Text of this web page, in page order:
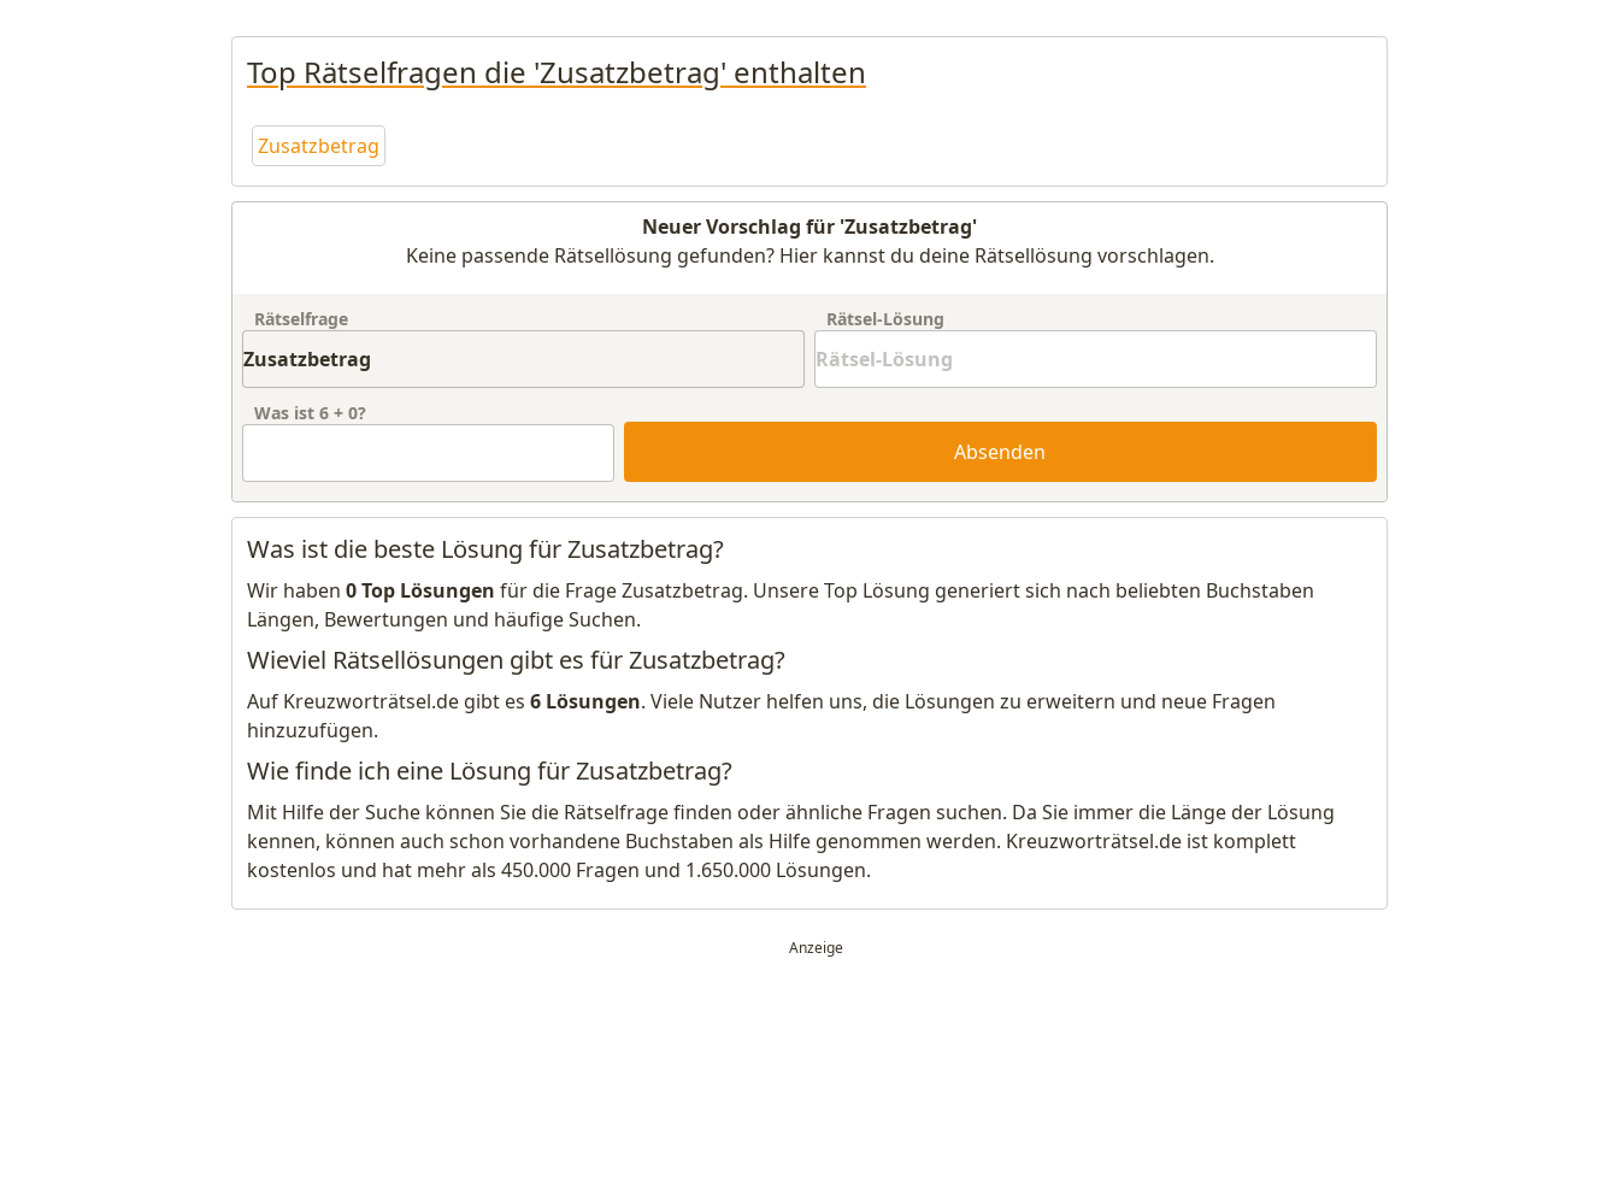
Top Rätselfragen die 'Zusatzbetrag' enthalten
Zusatzbetrag
Neuer Vorschlag für 'Zusatzbetrag'
Keine passende Rätsellösung gefunden? Hier kannst du deine Rätsellösung vorschlagen.
Rätselfrage Rätsel-Lösung
Was ist 6 + 0?
Absenden
Was ist die beste Lösung für Zusatzbetrag?
Wir haben 0 Top Lösungen für die Frage Zusatzbetrag. Unsere Top Lösung generiert sich nach beliebten Buchstaben
Längen, Bewertungen und häufige Suchen.
Wieviel Rätsellösungen gibt es für Zusatzbetrag?
Auf Kreuzworträtsel.de gibt es 6 Lösungen. Viele Nutzer helfen uns, die Lösungen zu erweitern und neue Fragen
hinzuzufügen.
Wie finde ich eine Lösung für Zusatzbetrag?
Mit Hilfe der Suche können Sie die Rätselfrage finden oder ähnliche Fragen suchen. Da Sie immer die Länge der Lösung
kennen, können auch schon vorhandene Buchstaben als Hilfe genommen werden. Kreuzworträtsel.de ist komplett
kostenlos und hat mehr als 450.000 Fragen und 1.650.000 Lösungen.